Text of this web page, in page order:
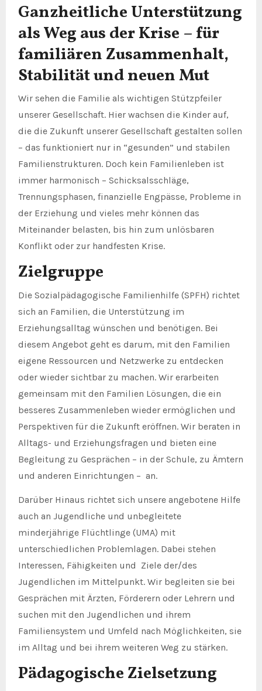
Ganzheitliche Unterstützung
als Weg aus der Krise – für
familiären Zusammenhalt,
Stabilität und neuen Mut
Wir sehen die Familie als wichtigen Stützpfeiler
unserer Gesellschaft. Hier wachsen die Kinder auf,
die die Zukunft unserer Gesellschaft gestalten sollen
– das funktioniert nur in “gesunden” und stabilen
Familienstrukturen. Doch kein Familienleben ist
immer harmonisch – Schicksalsschläge,
Trennungsphasen, finanzielle Engpässe, Probleme in
der Erziehung und vieles mehr können das
Miteinander belasten, bis hin zum unlösbaren
Konflikt oder zur handfesten Krise.
Zielgruppe
Die Sozialpädagogische Familienhilfe (SPFH) richtet
sich an Familien, die Unterstützung im
Erziehungsalltag wünschen und benötigen. Bei
diesem Angebot geht es darum, mit den Familien
eigene Ressourcen und Netzwerke zu entdecken
oder wieder sichtbar zu machen. Wir erarbeiten
gemeinsam mit den Familien Lösungen, die ein
besseres Zusammenleben wieder ermöglichen und
Perspektiven für die Zukunft eröffnen. Wir beraten in
Alltags- und Erziehungsfragen und bieten eine
Begleitung zu Gesprächen – in der Schule, zu Ämtern
und anderen Einrichtungen – an.
Darüber Hinaus richtet sich unsere angebotene Hilfe
auch an Jugendliche und unbegleitete
minderjährige Flüchtlinge (UMA) mit
unterschiedlichen Problemlagen. Dabei stehen
Interessen, Fähigkeiten und Ziele der/des
Jugendlichen im Mittelpunkt. Wir begleiten sie bei
Gesprächen mit Ärzten, Förderern oder Lehrern und
suchen mit den Jugendlichen und ihrem
Familiensystem und Umfeld nach Möglichkeiten, sie
im Alltag und bei ihrem weiteren Weg zu stärken.
Pädagogische Zielsetzung